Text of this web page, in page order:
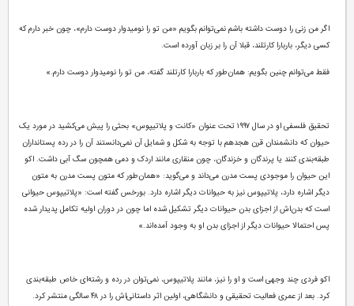
اگر من زنی را دوست داشته باشم نمی‌توانم بگویم «من تو را نومیدوار دوست دارم»، چون خبر دارم که
کسی دیگر، باربارا کارتلند، قبلا آن را بر زبان آورده است.
فقط می‌توانم چنین بگویم: همان‌طور که باربارا کارتلند گفته، من تو را نومیدوار دوست دارم.»
تحقیق فلسفی او در سال ۱۹۹۷ تحت عنوان «کانت و پلاتیپوس» بحثی را پیش می‌کشید در مورد یک
حیوان که دانشمندان قرن هجدهم با توجه به شکل و شمایل آن نمی‌دانستند آن را در رده پستانداران
طبقه‌بندی کنند یا پرندگان و خزندگان، چون منقاری مانند اردک و دمی همچون سگ آبی داشت. اکو
این حیوان را موجودی پست مدرن می‌داند و می‌گوید: «همان‌طور که متون پست مدرن به متون
دیگر اشاره دارد، پلاتیپوس نیز به حیوانات دیگر اشاره دارد. بورخس گفته است: «پلاتیپوس حیوانی
است که بدن‌اش از اجزای بدن حیوانات دیگر تشکیل شده اما چون در دوران اولیه تکامل پدیدار شده
پس احتمالا حیوانات دیگر از اجزای بدن او به وجود آمده‌اند.»
اکو فردی چند وجهی است و او را نیز، مانند پلاتیپوس، نمی‌توان در رده و رشته‌ای خاص طبقه‌بندی
کرد. بعد از عمری فعالیت تحقیقی و دانشگاهی، اولین اثر داستانی‌اش را در ۴۸ سالگی منتشر کرد.